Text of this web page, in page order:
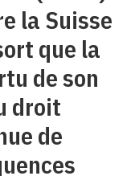
la Suisse
que la
de son
droit
de